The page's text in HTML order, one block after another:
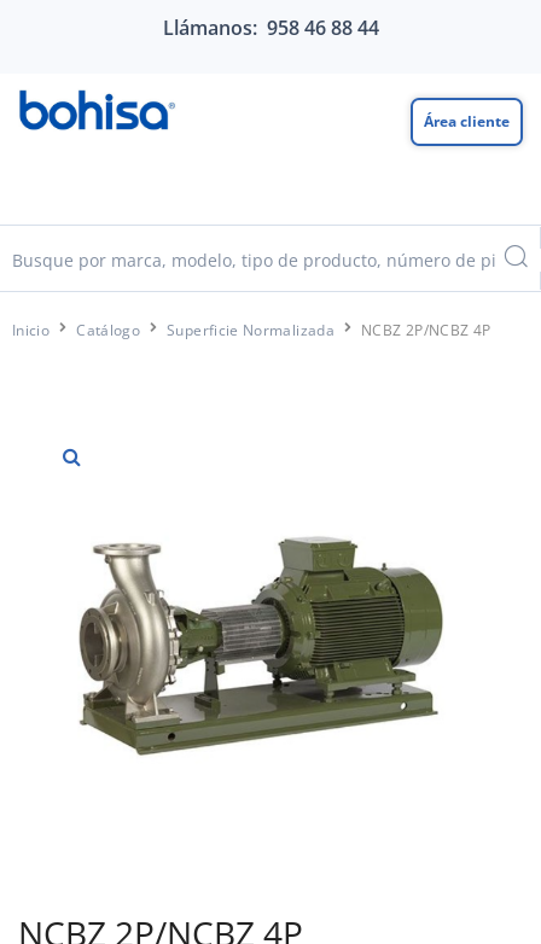
Llámanos: 958 46 88 44
Área cliente
Inicio Catálogo Superficie Normalizada NCBZ 2P/NCBZ 4P
NCBZ 2P/NCBZ 4P